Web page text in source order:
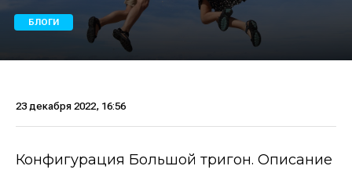
БЛОГИ
23 декабря 2022, 16:56
Конфигурация Большой тригон. Описание